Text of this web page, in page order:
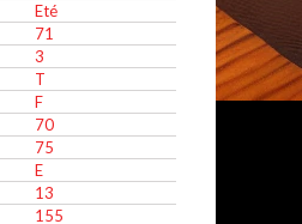
Eté
71
3
T
F
70
75
E
13
155